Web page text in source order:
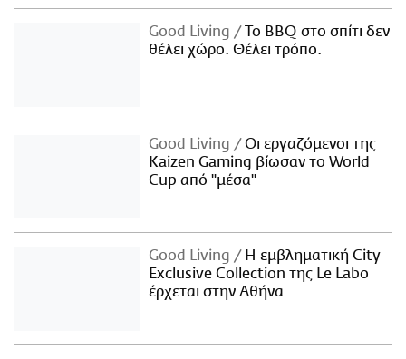
Good Living
Το BBQ στο σπίτι δεν
θέλει χώρο. Θέλει τρόπο.
Good Living
Οι εργαζόμενοι της
Kaizen Gaming βίωσαν το World
Cup από "μέσα"
Good Living
Η εμβληματική City
Exclusive Collection της Le Labo
έρχεται στην Αθήνα